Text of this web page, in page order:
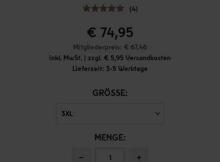
(4)
€ 74,95
Mitgliederpreis: € 67,46
inkl. MwSt. | zzgl. € 5,95 Versandkosten
Lieferzeit: 3-5 Werktage
GRÖSSE:
MENGE:
− +